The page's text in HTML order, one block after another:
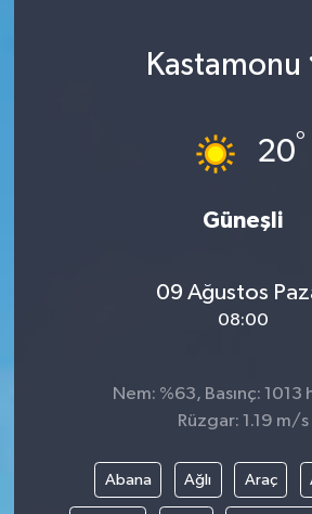
Kastamonu
20°
Güneşli
09 Ağustos
08:00
Nem: %63, Basınç: 1013
Rüzgar: 1.19 m/s
Abana Ağlı Araç